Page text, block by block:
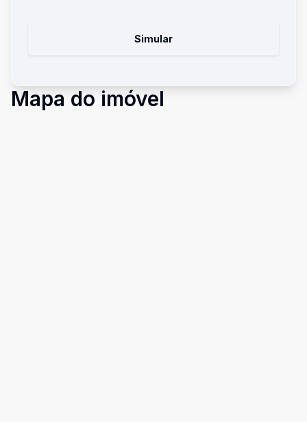
Simular
Mapa do imóvel